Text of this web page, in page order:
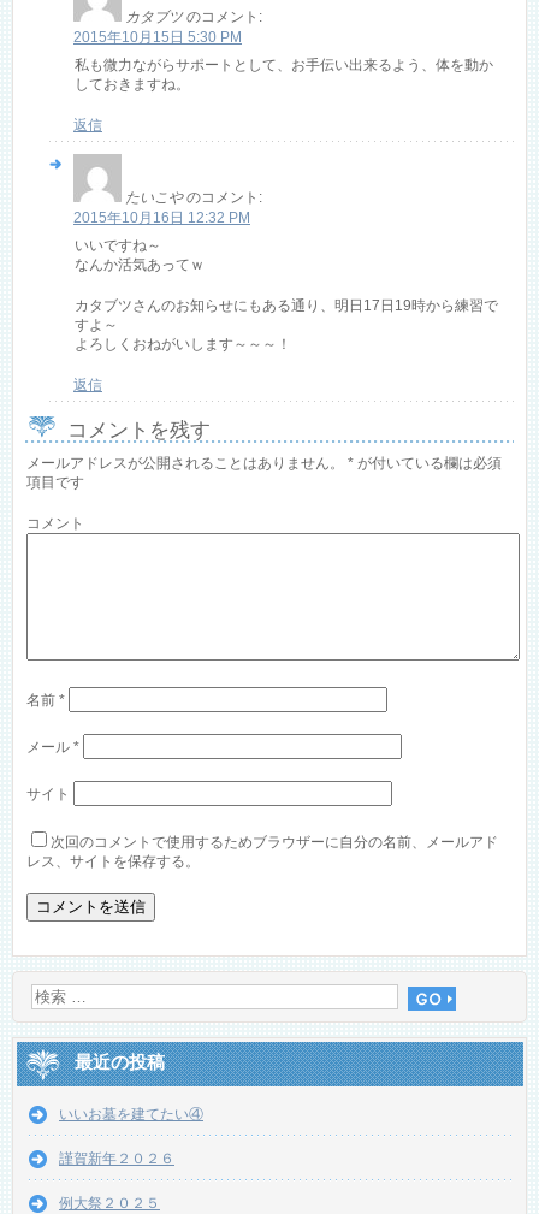
カタブツ のコメント:
2015年10月15日 5:30 PM
私も微力ながらサポートとして、お手伝い出来るよう、体を動か
しておきますね。
返信
たいこや のコメント:
2015年10月16日 12:32 PM
いいですね～
なんか活気あってｗ
カタブツさんのお知らせにもある通り、明日17日19時から練習で
すよ～
よろしくおねがいします～～～！
返信
コメントを残す
メールアドレスが公開されることはありません。 * が付いている欄は必須
項目です
コメント
名前*
メール*
サイト
次回のコメントで使用するためブラウザーに自分の名前、メールアド
レス、サイトを保存する。
最近の投稿
いいお墓を建てたい④
謹賀新年２０２６
例大祭２０２５